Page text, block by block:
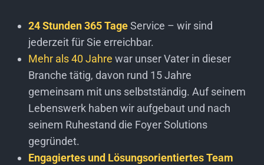
24 Stunden 365 TageService – wir sind
jederzeit für Sie erreichbar.
Mehr als 40 Jahre war unser Vater in dieser
Branche tätig, davon rund 15 Jahre
gemeinsam mit uns selbstständig. Auf seinem
Lebenswerk haben wir aufgebaut und nach
seinem Ruhestand die Foyer Solutions
gegründet.
Engagiertes und Lösungsorientiertes Team